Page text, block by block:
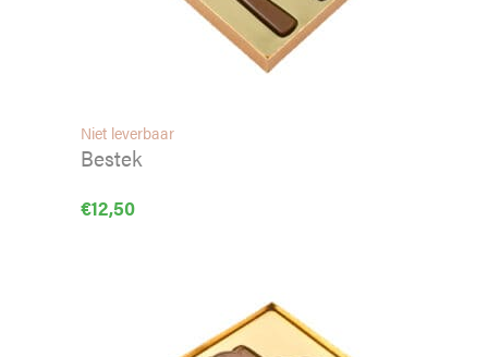
Niet leverbaar
Bestek
€12,50